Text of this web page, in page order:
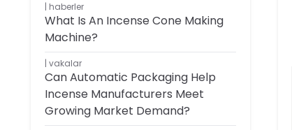
haberler
What Is An Incense Cone Making
Machine?
vakalar
Can Automatic Packaging Help
Incense Manufacturers Meet
Growing Market Demand?